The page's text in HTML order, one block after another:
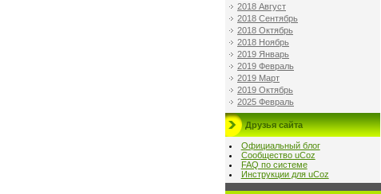
2018 Август
2018 Сентябрь
2018 Октябрь
2018 Ноябрь
2019 Январь
2019 Февраль
2019 Март
2019 Октябрь
2025 Февраль
Друзья сайта
Официальный блог
Сообщество uCoz
FAQ по системе
Инструкции для uCoz